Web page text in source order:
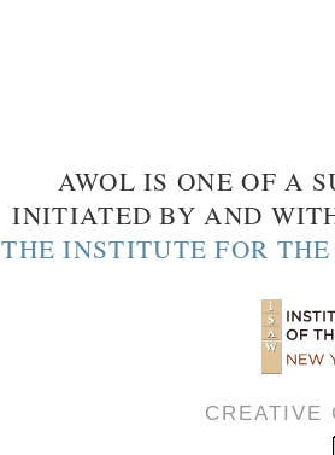
AWOL IS ONE OF A
INITIATED BY AND
THE INSTITUTE FOR
CREATIVE